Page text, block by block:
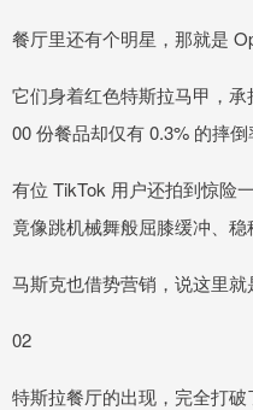
餐厅里还有个明星，那就是
它们身着红色特斯拉马甲，
00 份餐品却仅有 0.3% 的摔倒
有位 TikTok 用户还拍到惊险
竟像跳机械舞般屈膝缓冲、稳
马斯克也借势营销，说这里就
02
特斯拉餐厅的出现，完全打破